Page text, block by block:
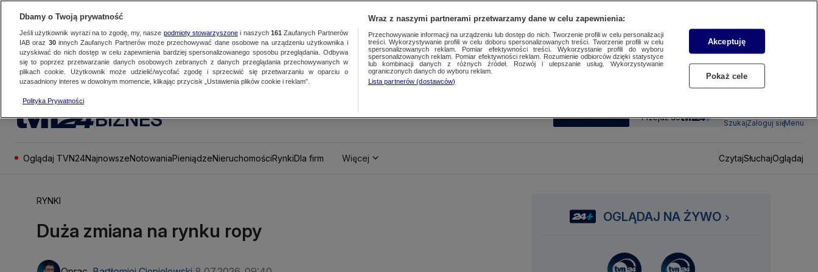
BIZNES SUBSKRYBUJ Przejdź do
SzukajZaloguj sięMenu
Oglądaj TVN24NajnowszeNotowaniaPieniądzeNieruchomościRynkiDla firm Więcej CzytajSłuchajOglądaj
RYNKI
Duża zmiana na rynku ropy
OGLĄDAJ NA ŻYWO
Dbamy o Twoją prywatność
Jeśli użytkownik wyrazi na to zgodę, my, nasze podmioty stowarzyszonei naszych 161 Zaufanych Partnerów
IAB oraz 30innych Zaufanych Partnerów może przechowywać dane osobowe na urządzeniu użytkownika i
uzyskiwać do nich dostęp w celu zapewnienia bardziej spersonalizowanego sposobu przeglądania. Odbywa
się to poprzez przetwarzanie danych osobowych zebranych z danych przeglądania przechowywanych w
plikach cookie. Użytkownik może udzielić/wycofać zgodę i sprzeciwić się przetwarzaniu w oparciu o
uzasadniony interes w dowolnym momencie, klikając przycisk „Ustawienia plików cookie i reklam”.
Polityka Prywatności
Wraz z naszymi partnerami przetwarzamy dane w celu zapewnienia:
Przechowywanie informacji na urządzeniu lub dostęp do nich. Tworzenie profili w celu personalizacji
treści. Wykorzystywanie profili w celu doboru spersonalizowanych treści. Tworzenie profili w celu
spersonalizowanych reklam. Pomiar efektywności treści. Wykorzystanie profili do wyboru
spersonalizowanych reklam. Pomiar efektywności reklam. Rozumienie odbiorców dzięki statystyce
lub kombinacji danych z różnych źródeł. Rozwój i ulepszanie usług. Wykorzystywanie
ograniczonych danych do wyboru reklam.
Lista partnerów (dostawców)
Akceptuję
Pokaż cele